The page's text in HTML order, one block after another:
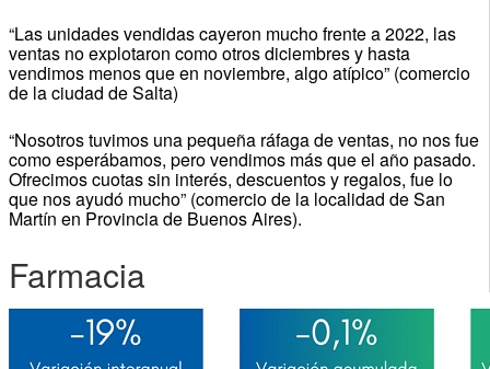
“Las unidades vendidas cayeron mucho frente a 2022, las
ventas no explotaron como otros diciembres y hasta
vendimos menos que en noviembre, algo atípico” (comercio
de la ciudad de Salta)
“Nosotros tuvimos una pequeña ráfaga de ventas, no nos fue
como esperábamos, pero vendimos más que el año pasado.
Ofrecimos cuotas sin interés, descuentos y regalos, fue lo
que nos ayudó mucho” (comercio de la localidad de San
Martín en Provincia de Buenos Aires).
Farmacia